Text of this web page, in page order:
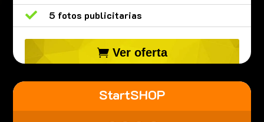

5 fotos publicitarias
Ver oferta
StartSHOP